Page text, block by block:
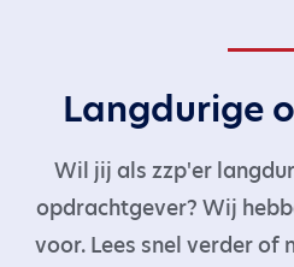
Langdurige
Wil jij als zzp'er
opdrachtgever? Wij
voor. Lees snel verder of